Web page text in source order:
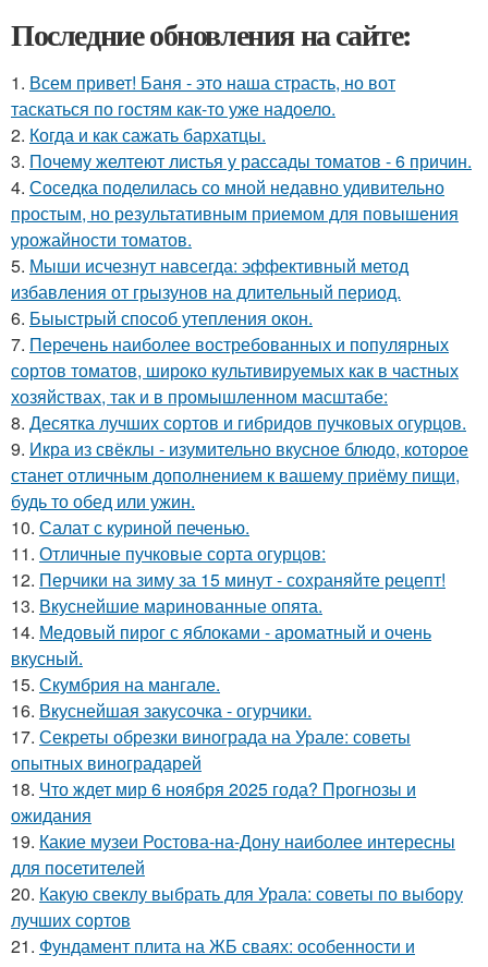
Последние обновления на сайте:
1. Всем привет! Баня - это наша страсть, но вот
таскаться по гостям как-то уже надоело.
2. Когда и как сажать бархатцы.
3. Почему желтеют листья у рассады томатов - 6 причин.
4. Соседка поделилась со мной недавно удивительно
простым, но результативным приемом для повышения
урожайности томатов.
5. Мыши исчезнут навсегда: эффективный метод
избавления от грызунов на длительный период.
6. Быыстрый способ утепления окон.
7. Перечень наиболее востребованных и популярных
сортов томатов, широко культивируемых как в частных
хозяйствах, так и в промышленном масштабе:
8. Десятка лучших сортов и гибридов пучковых огурцов.
9. Икра из свёклы - изумительно вкусное блюдо, которое
станет отличным дополнением к вашему приёму пищи,
будь то обед или ужин.
10. Салат с куриной печенью.
11. Отличные пучковые сорта огурцов:
12. Перчики на зиму за 15 минут - сохраняйте рецепт!
13. Вкуснейшие маринованные опята.
14. Медовый пирог с яблоками - ароматный и очень
вкусный.
15. Скумбрия на мангале.
16. Вкуснейшая закусочка - огурчики.
17. Секреты обрезки винограда на Урале: советы
опытных виноградарей
18. Что ждет мир 6 ноября 2025 года? Прогнозы и
ожидания
19. Какие музеи Ростова-на-Дону наиболее интересны
для посетителей
20. Какую свеклу выбрать для Урала: советы по выбору
лучших сортов
21. Фундамент плита на ЖБ сваях: особенности и